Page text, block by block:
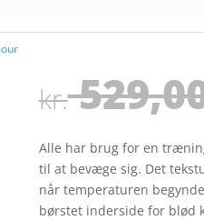
kr.
Alle har brug for en
til at bevæge sig. Det
når temperaturen
børstet inderside for blød